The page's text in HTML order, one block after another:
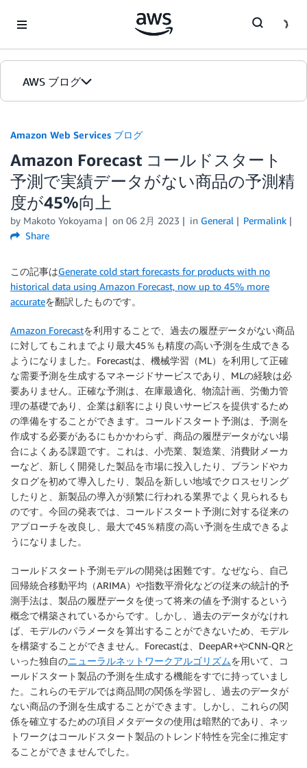
AWS ブログ
カテゴリ
エディション
Amazon Web Services ブログ
Amazon Forecast コールドスタート
予測で実績データがない商品の予測精
度が45%向上
by Makoto Yokoyama on 06 2月 2023 in General
Permalink
Share
この記事はGenerate cold start forecasts for products with no
historical data using Amazon Forecast, now up to 45% more
accurateを翻訳したものです。
Amazon Forecastを利用することで、過去の履歴データがない商品
に対してもこれまでより最大45％も精度の高い予測を生成できる
ようになりました。Forecastは、機械学習（ML）を利用して正確
な需要予測を生成するマネージドサービスであり、MLの経験は必
要ありません。正確な予測は、在庫最適化、物流計画、労働力管
理の基礎であり、企業は顧客により良いサービスを提供するため
の準備をすることができます。コールドスタート予測は、予測を
作成する必要があるにもかかわらず、商品の履歴データがない場
合によくある課題です。これは、小売業、製造業、消費財メーカ
ーなど、新しく開発した製品を市場に投入したり、ブランドやカ
タログを初めて導入したり、製品を新しい地域でクロスセリング
したりと、新製品の導入が頻繁に行われる業界でよく見られるも
のです。今回の発表では、コールドスタート予測に対する従来の
アプローチを改良し、最大で45％精度の高い予測を生成できるよ
うになりました。
コールドスタート予測モデルの開発は困難です。なぜなら、自己
回帰統合移動平均（ARIMA）や指数平滑化などの従来の統計的予
測手法は、製品の履歴データを使って将来の値を予測するという
概念で構築されているからです。しかし、過去のデータがなけれ
ば、モデルのパラメータを算出することができないため、モデル
を構築することができません。Forecastは、DeepAR+やCNN-QRと
いった独自のニューラルネットワークアルゴリズムを用いて、コ
ールドスタート製品の予測を生成する機能をすでに持っていまし
た。これらのモデルでは商品間の関係を学習し、過去のデータが
ない商品の予測を生成することができます。しかし、これらの関
係を確立するための項目メタデータの使用は暗黙的であり、ネッ
トワークはコールドスタート製品のトレンド特性を完全に推定す
ることができませんでした。